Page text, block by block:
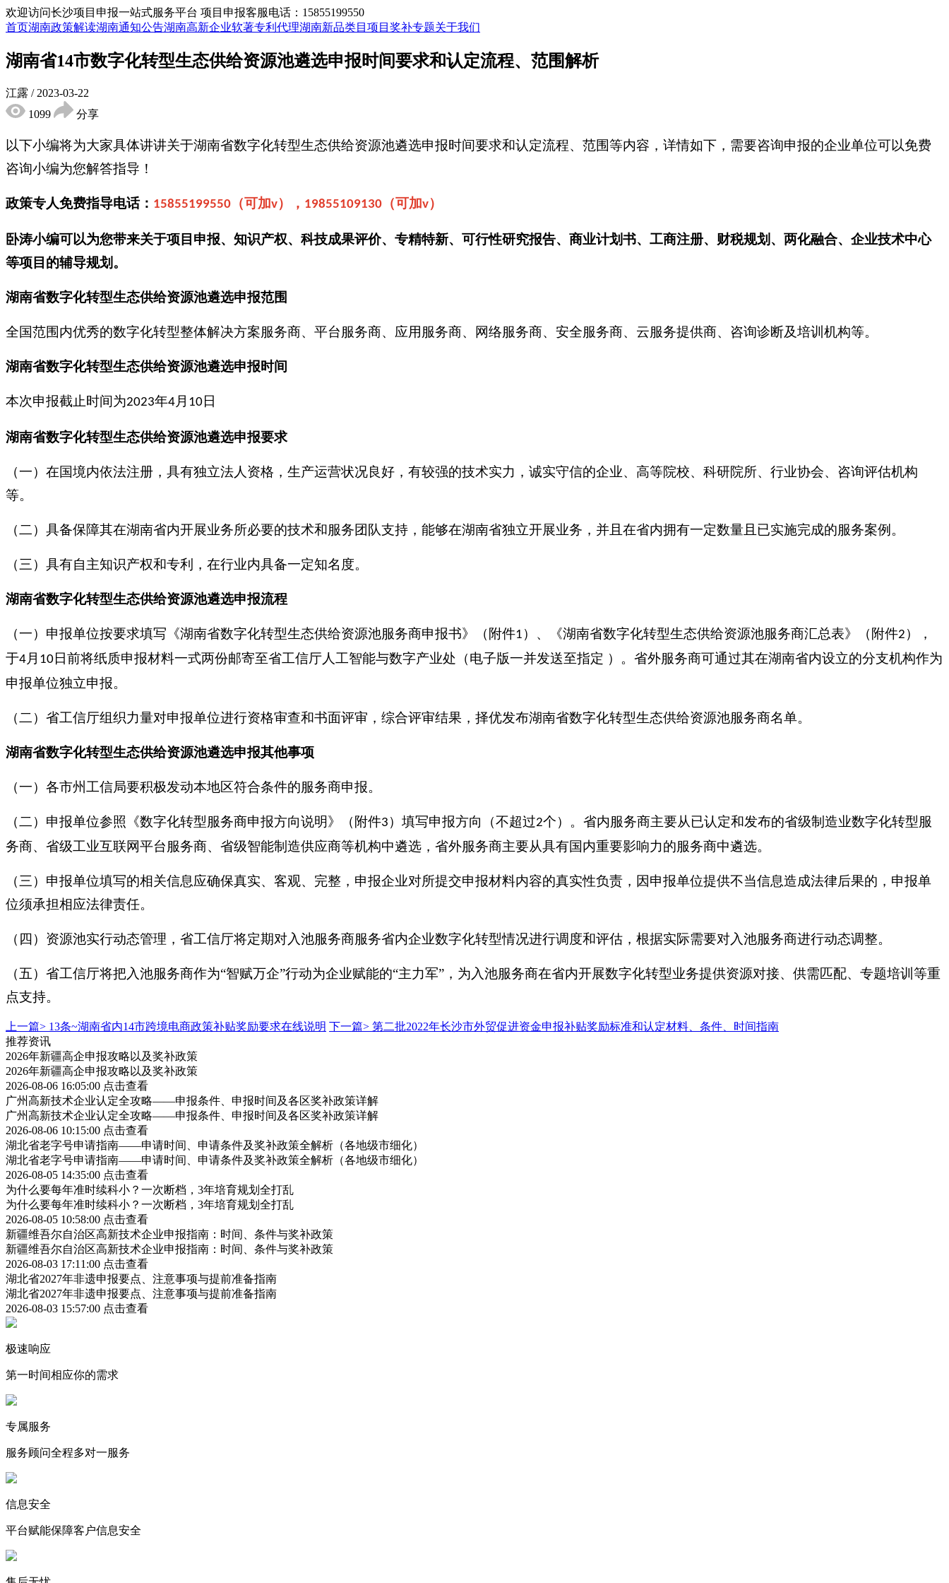
欢迎访问长沙项目申报一站式服务平台 项目申报客服电话：15855199550
首页湖南政策解读湖南通知公告湖南高新企业软著专利代理湖南新品类目 项目奖补专题关于我们
湖南省14市数字化转型生态供给资源池遴选申报时间要求和认定流程、范围解析
江露 / 2023-03-22
1099
分享
以下小编将为大家具体讲讲关于湖南省数字化转型生态供给资源池遴选申报时间要求和认定流程、范围等内容，详情如下，需要咨询申报的企业单位可以免费
咨询小编为您解答指导！
政策专人免费指导电话： 15855199550 （可加v）， 19855109130 （可加v）
卧涛小编可以为您带来关于项目申报、知识产权、科技成果评价、专精特新、可行性研究报告、商业计划书、工商注册、财税规划、两化融合、企业技术中心
等项目的辅导规划。
湖南省数字化转型生态供给资源池遴选申报范围
全国范围内优秀的数字化转型整体解决方案服务商、平台服务商、应用服务商、网络服务商、安全服务商、云服务提供商、咨询诊断及培训机构等。
湖南省数字化转型生态供给资源池遴选申报时间
本次申报截止时间为2023年4 月 10日
湖南省数字化转型生态供给资源池遴选申报要求
（一）在国境内依法注册，具有独立法人资格，生产运营状况良好，有较强的技术实力，诚实守信的企业、高等院校、科研院所、行业协会、咨询评估机构
等。
（二）具备保障其在湖南省内开展业务所必要的技术和服务团队支持，能够在湖南省独立开展业务，并且在省内拥有一定数量且已实施完成的服务案例。
（三）具有自主知识产权和专利，在行业内具备一定知名度。
湖南省数字化转型生态供给资源池遴选申报流程
（一）申报单位按要求填写《湖南省数字化转型生态供给资源池服务商申报书》（附件1 ）、《湖南省数字化转型生态供给资源池服务商汇总表》（附件2 ），
于4 月 10日前将纸质申报材料一式两份邮寄至省工信厅人工智能与数字产业处（电子版一并发送至指定 ）。省外服务商可通过其在湖南省内设立的分支机构作为
申报单位独立申报。
（二）省工信厅组织力量对申报单位进行资格审查和书面评审，综合评审结果，择优发布湖南省数字化转型生态供给资源池服务商名单。
湖南省数字化转型生态供给资源池遴选申报其他事项
（一）各市州工信局要积极发动本地区符合条件的服务商申报。
（二）申报单位参照《数字化转型服务商申报方向说明》（附件3 ）填写申报方向（不超过2个）。省内服务商主要从已认定和发布的省级制造业数字化转型服
务商、省级工业互联网平台服务商、省级智能制造供应商等机构中遴选，省外服务商主要从具有国内重要影响力的服务商中遴选。
（三）申报单位填写的相关信息应确保真实、客观、完整，申报企业对所提交申报材料内容的真实性负责，因申报单位提供不当信息造成法律后果的，申报单
位须承担相应法律责任。
（四）资源池实行动态管理，省工信厅将定期对入池服务商服务省内企业数字化转型情况进行调度和评估，根据实际需要对入池服务商进行动态调整。
（五）省工信厅将把入池服务商作为“智赋万企”行动为企业赋能的“主力军”，为入池服务商在省内开展数字化转型业务提供资源对接、供需匹配、专题培训等重
点支持。
上一篇> 13条~湖南省内14市跨境电商政策补贴奖励要求在线说明 下一篇> 第二批2022年长沙市外贸促进资金申报补贴奖励标准和认定材料、条件、时间指南
推荐资讯
2026年新疆高企申报攻略以及奖补政策
2026年新疆高企申报攻略以及奖补政策
2026-08-06 16:05:00 点击查看
广州高新技术企业认定全攻略——申报条件、申报时间及各区奖补政策详解
广州高新技术企业认定全攻略——申报条件、申报时间及各区奖补政策详解
2026-08-06 10:15:00 点击查看
湖北省老字号申请指南——申请时间、申请条件及奖补政策全解析（各地级市细化）
湖北省老字号申请指南——申请时间、申请条件及奖补政策全解析（各地级市细化）
2026-08-05 14:35:00 点击查看
为什么要每年准时续科小？一次断档，3年培育规划全打乱
为什么要每年准时续科小？一次断档，3年培育规划全打乱
2026-08-05 10:58:00 点击查看
新疆维吾尔自治区高新技术企业申报指南：时间、条件与奖补政策
新疆维吾尔自治区高新技术企业申报指南：时间、条件与奖补政策
2026-08-03 17:11:00 点击查看
湖北省2027年非遗申报要点、注意事项与提前准备指南
湖北省2027年非遗申报要点、注意事项与提前准备指南
2026-08-03 15:57:00 点击查看
极速响应
第一时间相应你的需求
专属服务
服务顾问全程多对一服务
信息安全
平台赋能保障客户信息安全